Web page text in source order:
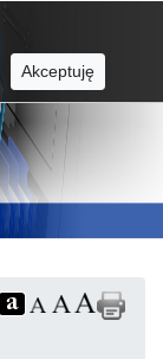
Akceptuję